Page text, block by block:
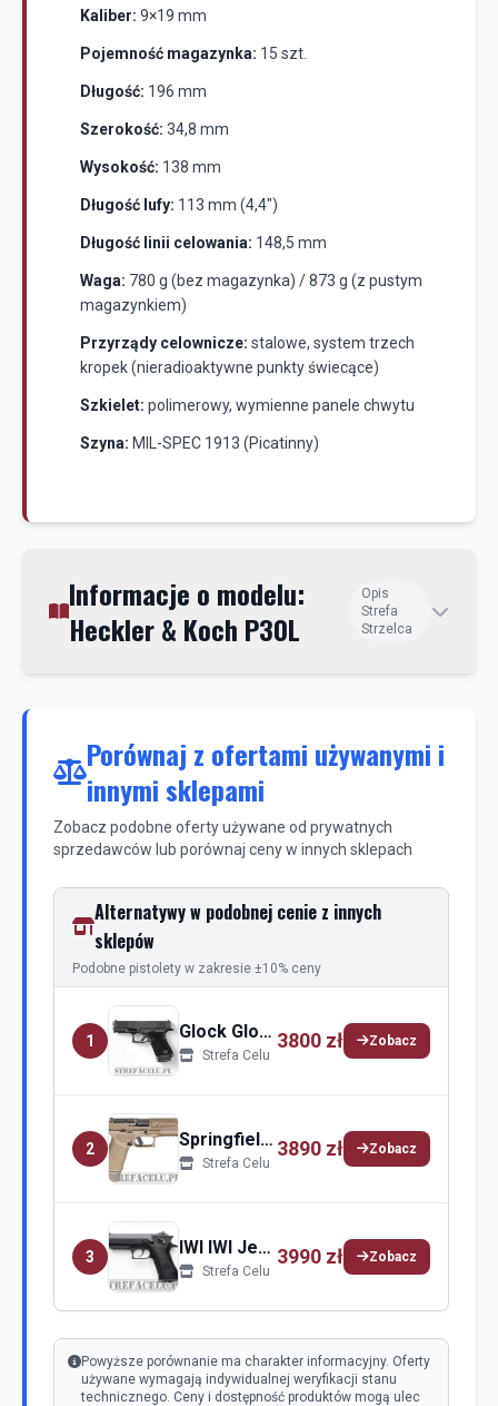
Kaliber: 9×19 mm
Pojemność magazynka: 15 szt.
Długość: 196 mm
Szerokość: 34,8 mm
Wysokość: 138 mm
Długość lufy: 113 mm (4,4")
Długość linii celowania: 148,5 mm
Waga: 780 g (bez magazynka) / 873 g (z pustym
magazynkiem)
Przyrządy celownicze: stalowe, system trzech
kropek (nieradioaktywne punkty świecące)
Szkielet: polimerowy, wymienne panele chwytu
Szyna: MIL-SPEC 1913 (Picatinny)
Informacje o modelu:
Heckler & Koch P30L
Opis
Strefa
Strzelca
Porównaj z ofertami używanymi i
innymi sklepami
Zobacz podobne oferty używane od prywatnych
sprzedawców lub porównaj ceny w innych sklepach
Alternatywy w podobnej cenie z innych
sklepów
Podobne pistolety w zakresie ±10% ceny
1 Glock Glock 19
Strefa Celu
3800 zł Zobacz
2 Springfield Springfield Armory Echelon
Strefa Celu
3890 zł Zobacz
3 IWI IWI Jericho 941
Strefa Celu
3990 zł Zobacz
Powyższe porównanie ma charakter informacyjny. Oferty
używane wymagają indywidualnej weryfikacji stanu
technicznego. Ceny i dostępność produktów mogą ulec